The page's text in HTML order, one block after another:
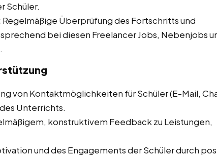
Schüler.
Regelmäßige Überprüfung des Fortschritts und
bei diesen Freelancer Jobs, Nebenjobs
von Kontaktmöglichkeiten für Schüler (E-Mail,
Unterrichts.
konstruktivem Feedback zu Leistungen,
und des Engagements der Schüler durch